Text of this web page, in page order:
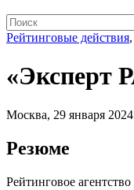
Рейтинговые действия
«Эксперт
Москва, 29 января 2024
Резюме
Рейтинговое